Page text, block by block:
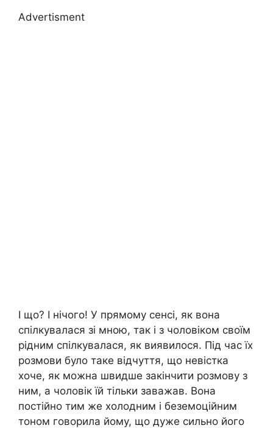
Advertisment
І що? І нічого! У прямому сенсі, як вона
спілкувалася зі мною, так і з чоловіком своїм
рідним спілкувалася, як виявилося. Під час їх
розмови було таке відчуття, що невістка
хоче, як можна швидше закінчити розмову з
ним, а чоловік їй тільки заважав. Вона
постійно тим же холодним і беземоційним
тоном говорила йому, що дуже сильно його